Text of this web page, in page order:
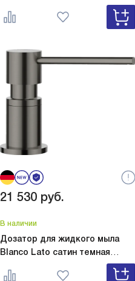
Lato Silgranit вулкан
серый 526954
21 530 руб.
В наличии
Дозатор для жидкого мыла
Blanco Lato сатин темная
Lato сатин темная сталь
527743